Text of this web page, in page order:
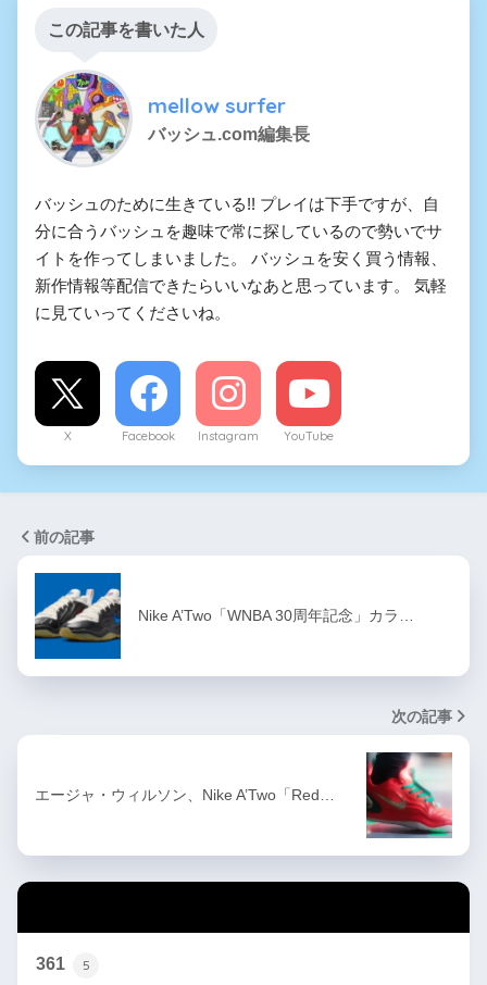
この記事を書いた人
mellow surfer
バッシュ.com編集長
バッシュのために生きている!! プレイは下手ですが、自
分に合うバッシュを趣味で常に探しているので勢いでサ
イトを作ってしまいました。 バッシュを安く買う情報、
新作情報等配信できたらいいなあと思っています。 気軽
に見ていってくださいね。
X Facebook Instagram YouTube
前の記事
Nike A’Two「WNBA 30周年記念」カラ…
次の記事
エージャ・ウィルソン、Nike A’Two「Red…
361 5